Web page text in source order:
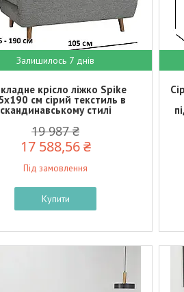
Залишилось 7 днів
крісло ліжко Spike
см сірий текстиль в
скандинавському стилі
19 987 ₴
17 588,56 ₴
Під замовлення
Купити